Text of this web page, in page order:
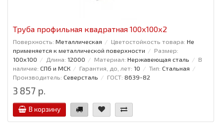
Труба профильная квадратная 100x100x2
Поверхность: Металлическая Цветостойкость товара: Не
применяется к металлической поверхности
Размер:
100x100
Длина: 12000 Материал: Нержавеющая сталь
В
наличие: СПб и МСК Гарантия, до, лет: 10 Тип: Стальная
Производитель: Северсталь ГОСТ: 8639-82
3 857 р.
В корзину